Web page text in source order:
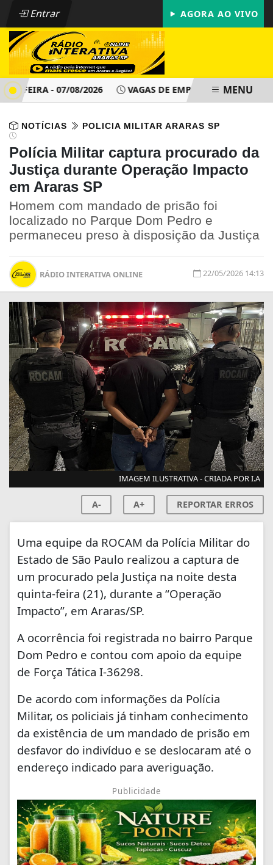
Entrar AGORA AO VIVO
FEIRA - 07/08/2026 VAGAS DE EMPREGO - PAT ARARAS
MENU
NOTÍCIAS POLICIA MILITAR ARARAS SP
Polícia Militar captura procurado da
Justiça durante Operação Impacto
em Araras SP
Homem com mandado de prisão foi
localizado no Parque Dom Pedro e
permaneceu preso à disposição da Justiça
RÁDIO INTERATIVA ONLINE 22/05/2026 14:13
IMAGEM ILUSTRATIVA - CRIADA POR I.A
A- A+ REPORTAR ERROS
Uma equipe da ROCAM da Polícia Militar do
Estado de São Paulo realizou a captura de
um procurado pela Justiça na noite desta
quinta-feira (21), durante a “Operação
Impacto”, em Araras/SP.
A ocorrência foi registrada no bairro Parque
Dom Pedro e contou com apoio da equipe
de Força Tática I-36298.
De acordo com informações da Polícia
Militar, os policiais já tinham conhecimento
da existência de um mandado de prisão em
desfavor do indivíduo e se deslocaram até o
endereço indicado para averiguação.
Publicidade